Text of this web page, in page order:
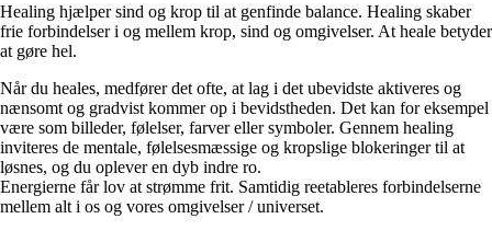
Healing hjælper sind og krop til at genfinde balance. Healing skaber
frie forbindelser i og mellem krop, sind og omgivelser. At heale betyder
at gøre hel.
Når du heales, medfører det ofte, at lag i det ubevidste aktiveres og
nænsomt og gradvist kommer op i bevidstheden. Det kan for eksempel
være som billeder, følelser, farver eller symboler. Gennem healing
inviteres de mentale, følelsesmæssige og kropslige blokeringer til at
løsnes, og du oplever en dyb indre ro.
Energierne får lov at strømme frit. Samtidig reetableres forbindelserne
mellem alt i os og vores omgivelser / universet.